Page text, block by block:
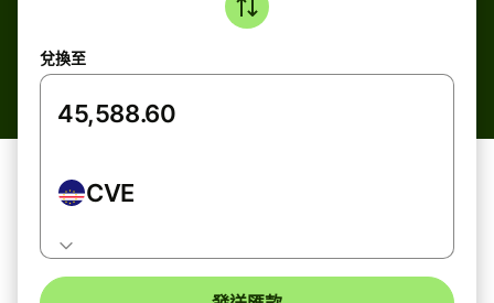
兌換至
CVE